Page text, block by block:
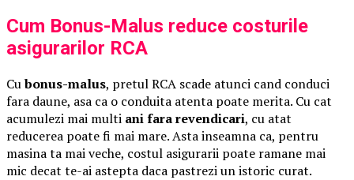
Cum Bonus-Malus reduce costurile
asigurarilor RCA
Cubonus-malus, pretul RCA scade atunci cand conduci
fara daune, asa ca o conduita atenta poate merita. Cu cat
acumulezi mai multi ani fara revendicari, cu atat
reducerea poate fi mai mare. Asta inseamna ca, pentru
masina ta mai veche, costul asigurarii poate ramane mai
mic decat te-ai astepta daca pastrezi un istoric curat.